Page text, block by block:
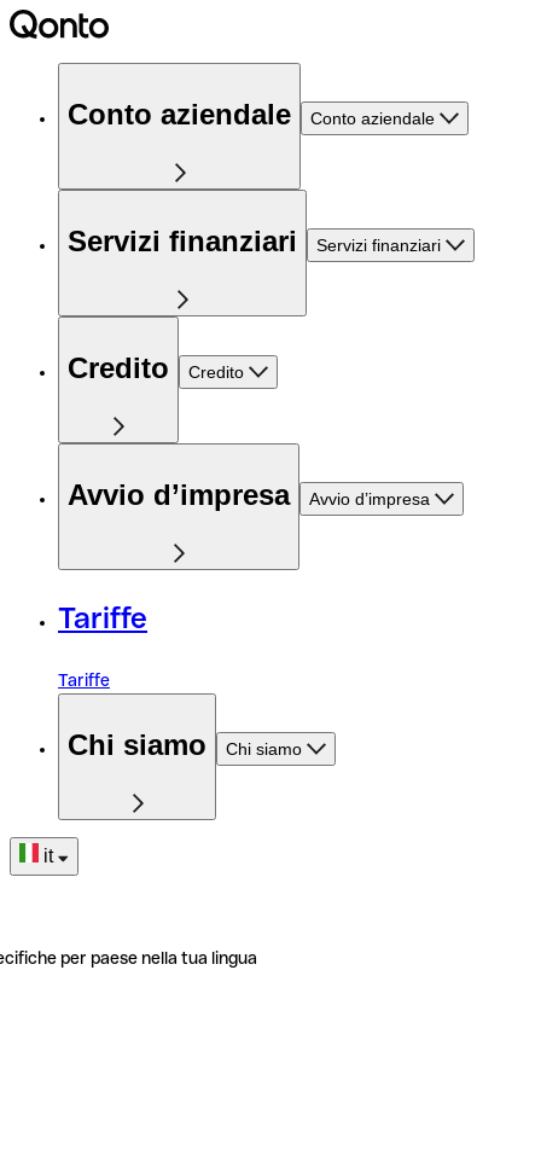
Conto aziendale Conto aziendale
Servizi finanziari Servizi finanziari
Credito Credito
Avvio d’impresa Avvio d’impresa
Tariffe
Tariffe
Chi siamo Chi siamo
it
per paese nella tua lingua